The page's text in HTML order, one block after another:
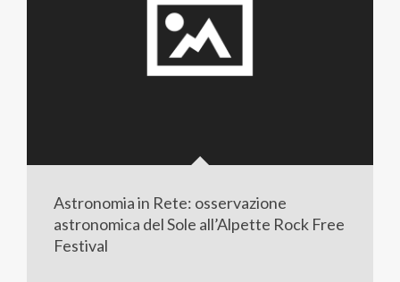
Astronomia in Rete: osservazione
astronomica del Sole all’Alpette Rock Free
Festival